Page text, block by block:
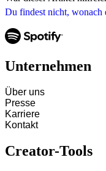
Du findest nicht, wonach
Unternehmen
Über uns
Presse
Karriere
Kontakt
Creator-Tools